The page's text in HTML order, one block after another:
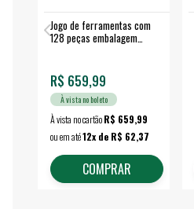
Jogo de ferramentas com
128 peças embalagem
R$ 659,99
À vista no boleto
À vista no cartãoR$ 659,99
ou em até12x de R$ 62,37
COMPRAR